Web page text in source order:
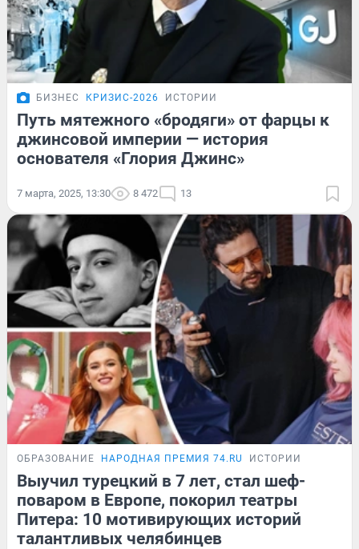
БИЗНЕС КРИЗИС-2026 ИСТОРИИ
Путь мятежного «бродяги» от фарцы к
джинсовой империи — история
основателя «Глория Джинс»
7 марта, 2025, 13:30 8 472 13
ОБРАЗОВАНИЕ НАРОДНАЯ ПРЕМИЯ 74.RU ИСТОРИИ
Выучил турецкий в 7 лет, стал шеф-
поваром в Европе, покорил театры
Питера: 10 мотивирующих историй
талантливых челябинцев